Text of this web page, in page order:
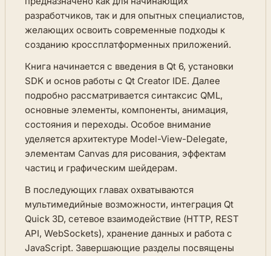
разработчиков, так и для опытных специалистов,
желающих освоить современные подходы к
созданию кроссплатформенных приложений.
Книга начинается с введения в Qt 6, установки
SDK и основ работы с Qt Creator IDE. Далее
подробно рассматривается синтаксис QML,
основные элементы, компоненты, анимация,
состояния и переходы. Особое внимание
уделяется архитектуре Model-View-Delegate,
элементам Canvas для рисования, эффектам
частиц и графическим шейдерам.
В последующих главах охватываются
мультимедийные возможности, интеграция Qt
Quick 3D, сетевое взаимодействие (HTTP, REST
API, WebSockets), хранение данных и работа с
JavaScript. Завершающие разделы посвящены